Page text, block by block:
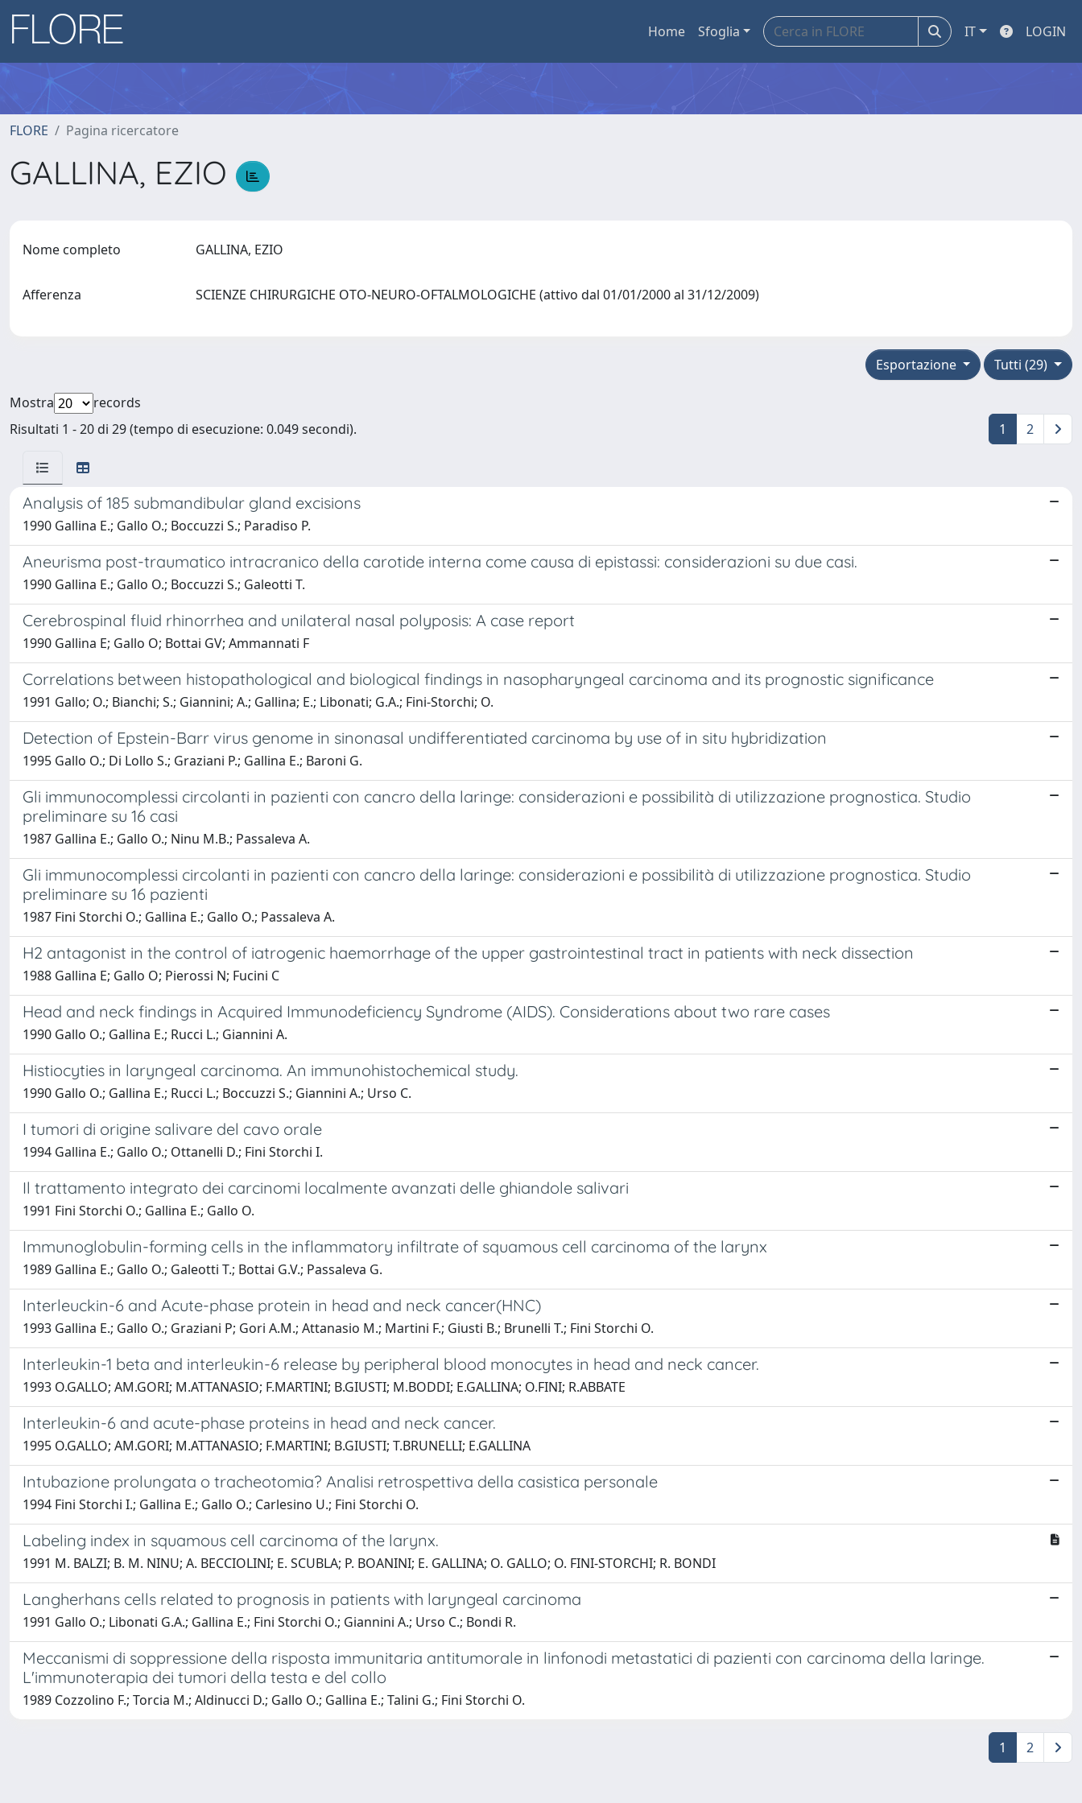
Home Sfoglia IT LOGIN
FLORE Pagina ricercatore
GALLINA, EZIO
Nome completo GALLINA, EZIO
Afferenza SCIENZE CHIRURGICHE OTO-NEURO-OFTALMOLOGICHE (attivo dal 01/01/2000 al 31/12/2009)
Tutti (29)
Esportazione
Mostra
records
Risultati 1 - 20 di 29 (tempo di esecuzione: 0.049 secondi).
1 2
Analysis of 185 submandibular gland excisions
1990 Gallina E.; Gallo O.; Boccuzzi S.; Paradiso P.
Aneurisma post-traumatico intracranico della carotide interna come causa di epistassi: considerazioni su due casi.
1990 Gallina E.; Gallo O.; Boccuzzi S.; Galeotti T.
Cerebrospinal fluid rhinorrhea and unilateral nasal polyposis: A case report
1990 Gallina E; Gallo O; Bottai GV; Ammannati F
Correlations between histopathological and biological findings in nasopharyngeal carcinoma and its prognostic significance
1991 Gallo; O.; Bianchi; S.; Giannini; A.; Gallina; E.; Libonati; G.A.; Fini-Storchi; O.
Detection of Epstein-Barr virus genome in sinonasal undifferentiated carcinoma by use of in situ hybridization
1995 Gallo O.; Di Lollo S.; Graziani P.; Gallina E.; Baroni G.
Gli immunocomplessi circolanti in pazienti con cancro della laringe: considerazioni e possibilità di utilizzazione prognostica. Studio
preliminare su 16 casi
1987 Gallina E.; Gallo O.; Ninu M.B.; Passaleva A.
Gli immunocomplessi circolanti in pazienti con cancro della laringe: considerazioni e possibilità di utilizzazione prognostica. Studio
preliminare su 16 pazienti
1987 Fini Storchi O.; Gallina E.; Gallo O.; Passaleva A.
H2 antagonist in the control of iatrogenic haemorrhage of the upper gastrointestinal tract in patients with neck dissection
1988 Gallina E; Gallo O; Pierossi N; Fucini C
Head and neck findings in Acquired Immunodeficiency Syndrome (AIDS). Considerations about two rare cases
1990 Gallo O.; Gallina E.; Rucci L.; Giannini A.
Histiocyties in laryngeal carcinoma. An immunohistochemical study.
1990 Gallo O.; Gallina E.; Rucci L.; Boccuzzi S.; Giannini A.; Urso C.
I tumori di origine salivare del cavo orale
1994 Gallina E.; Gallo O.; Ottanelli D.; Fini Storchi I.
Il trattamento integrato dei carcinomi localmente avanzati delle ghiandole salivari
1991 Fini Storchi O.; Gallina E.; Gallo O.
Immunoglobulin-forming cells in the inflammatory infiltrate of squamous cell carcinoma of the larynx
1989 Gallina E.; Gallo O.; Galeotti T.; Bottai G.V.; Passaleva G.
Interleuckin-6 and Acute-phase protein in head and neck cancer(HNC)
1993 Gallina E.; Gallo O.; Graziani P; Gori A.M.; Attanasio M.; Martini F.; Giusti B.; Brunelli T.; Fini Storchi O.
Interleukin-1 beta and interleukin-6 release by peripheral blood monocytes in head and neck cancer.
1993 O.GALLO; AM.GORI; M.ATTANASIO; F.MARTINI; B.GIUSTI; M.BODDI; E.GALLINA; O.FINI; R.ABBATE
Interleukin-6 and acute-phase proteins in head and neck cancer.
1995 O.GALLO; AM.GORI; M.ATTANASIO; F.MARTINI; B.GIUSTI; T.BRUNELLI; E.GALLINA
Intubazione prolungata o tracheotomia? Analisi retrospettiva della casistica personale
1994 Fini Storchi I.; Gallina E.; Gallo O.; Carlesino U.; Fini Storchi O.
Labeling index in squamous cell carcinoma of the larynx.
1991 M. BALZI; B. M. NINU; A. BECCIOLINI; E. SCUBLA; P. BOANINI; E. GALLINA; O. GALLO; O. FINI-STORCHI; R. BONDI
Langherhans cells related to prognosis in patients with laryngeal carcinoma
1991 Gallo O.; Libonati G.A.; Gallina E.; Fini Storchi O.; Giannini A.; Urso C.; Bondi R.
Meccanismi di soppressione della risposta immunitaria antitumorale in linfonodi metastatici di pazienti con carcinoma della laringe.
L'immunoterapia dei tumori della testa e del collo
1989 Cozzolino F.; Torcia M.; Aldinucci D.; Gallo O.; Gallina E.; Talini G.; Fini Storchi O.
1 2